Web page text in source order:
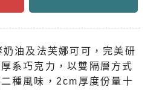
油及法芙娜可可，完美研
系巧克力，以雙隔層方式
種風味，2cm厚度份量十